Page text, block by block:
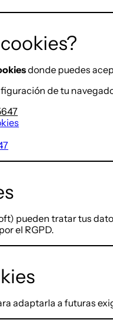
donde puedes
de tu
pueden tratar tus
el RGPD.
adaptarla a futuras